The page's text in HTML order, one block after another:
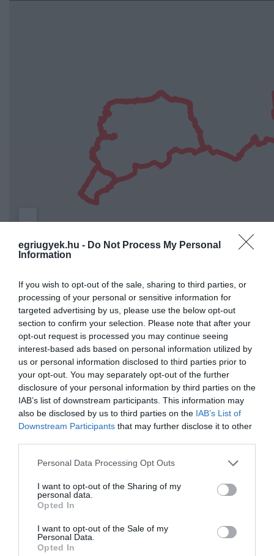
egriugyek.hu - Do Not Process My Personal
Information
If you wish to opt-out of the sale, sharing to third parties, or
processing of your personal or sensitive information for
targeted advertising by us, please use the below opt-out
section to confirm your selection. Please note that after your
opt-out request is processed you may continue seeing
interest-based ads based on personal information utilized by
us or personal information disclosed to third parties prior to
your opt-out. You may separately opt-out of the further
disclosure of your personal information by third parties on the
IAB’s list of downstream participants. This information may
also be disclosed by us to third parties on the IAB’s List of
Downstream Participants that may further disclose it to other
Please note that this website/app uses one or more Google
not limited to your visit or usage behaviour. You may click to
grant or deny consent to Google and its third-party tags to
use your data for below specified purposes in below Google
consent section.
Personal Data Processing Opt Outs
I want to opt-out of the Sharing of my
personal data.
Opted In
I want to opt-out of the Sale of my
Personal Data.
Opted In
Idén szeptember 2-án érnek Egerbe a komoly
óvintézkedések mellett zajló Tour de Hongrie
biciklisei
Ne maradjon le a legfrissebb hírekről, kövessen
bennünket az EGRI ÜGYEK Google Hírek oldalán!